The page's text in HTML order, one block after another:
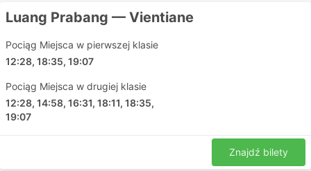
Luang Prabang — Vientiane
Pociąg Miejsca w pierwszej klasie
12:28, 18:35, 19:07
Pociąg Miejsca w drugiej klasie
12:28, 14:58, 16:31, 18:11, 18:35,
19:07
Znajdź bilety